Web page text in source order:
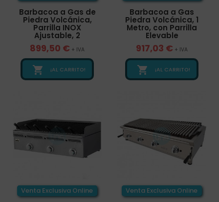
Barbacoa a Gas de
Piedra Volcánica,
Parrilla INOX
Ajustable, 2
899,50 € + IVA
 ¡AL CARRITO!
Barbacoa a Gas
Piedra Volcánica, 1
Metro, con Parrilla
Elevable
917,03 € + IVA
 ¡AL CARRITO!
Venta Exclusiva Online Venta Exclusiva Online